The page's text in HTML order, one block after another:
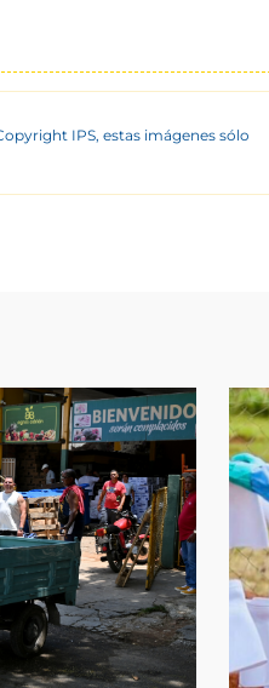
IPS, estas imágenes sólo